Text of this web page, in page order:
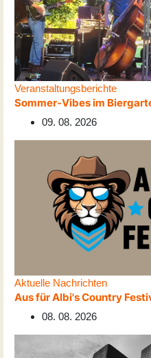
Veranstaltungsberichte
Sommer-Vibes im
09. 08. 2026
Aktuelle Nachrichten
Aus für Albi's Country
08. 08. 2026